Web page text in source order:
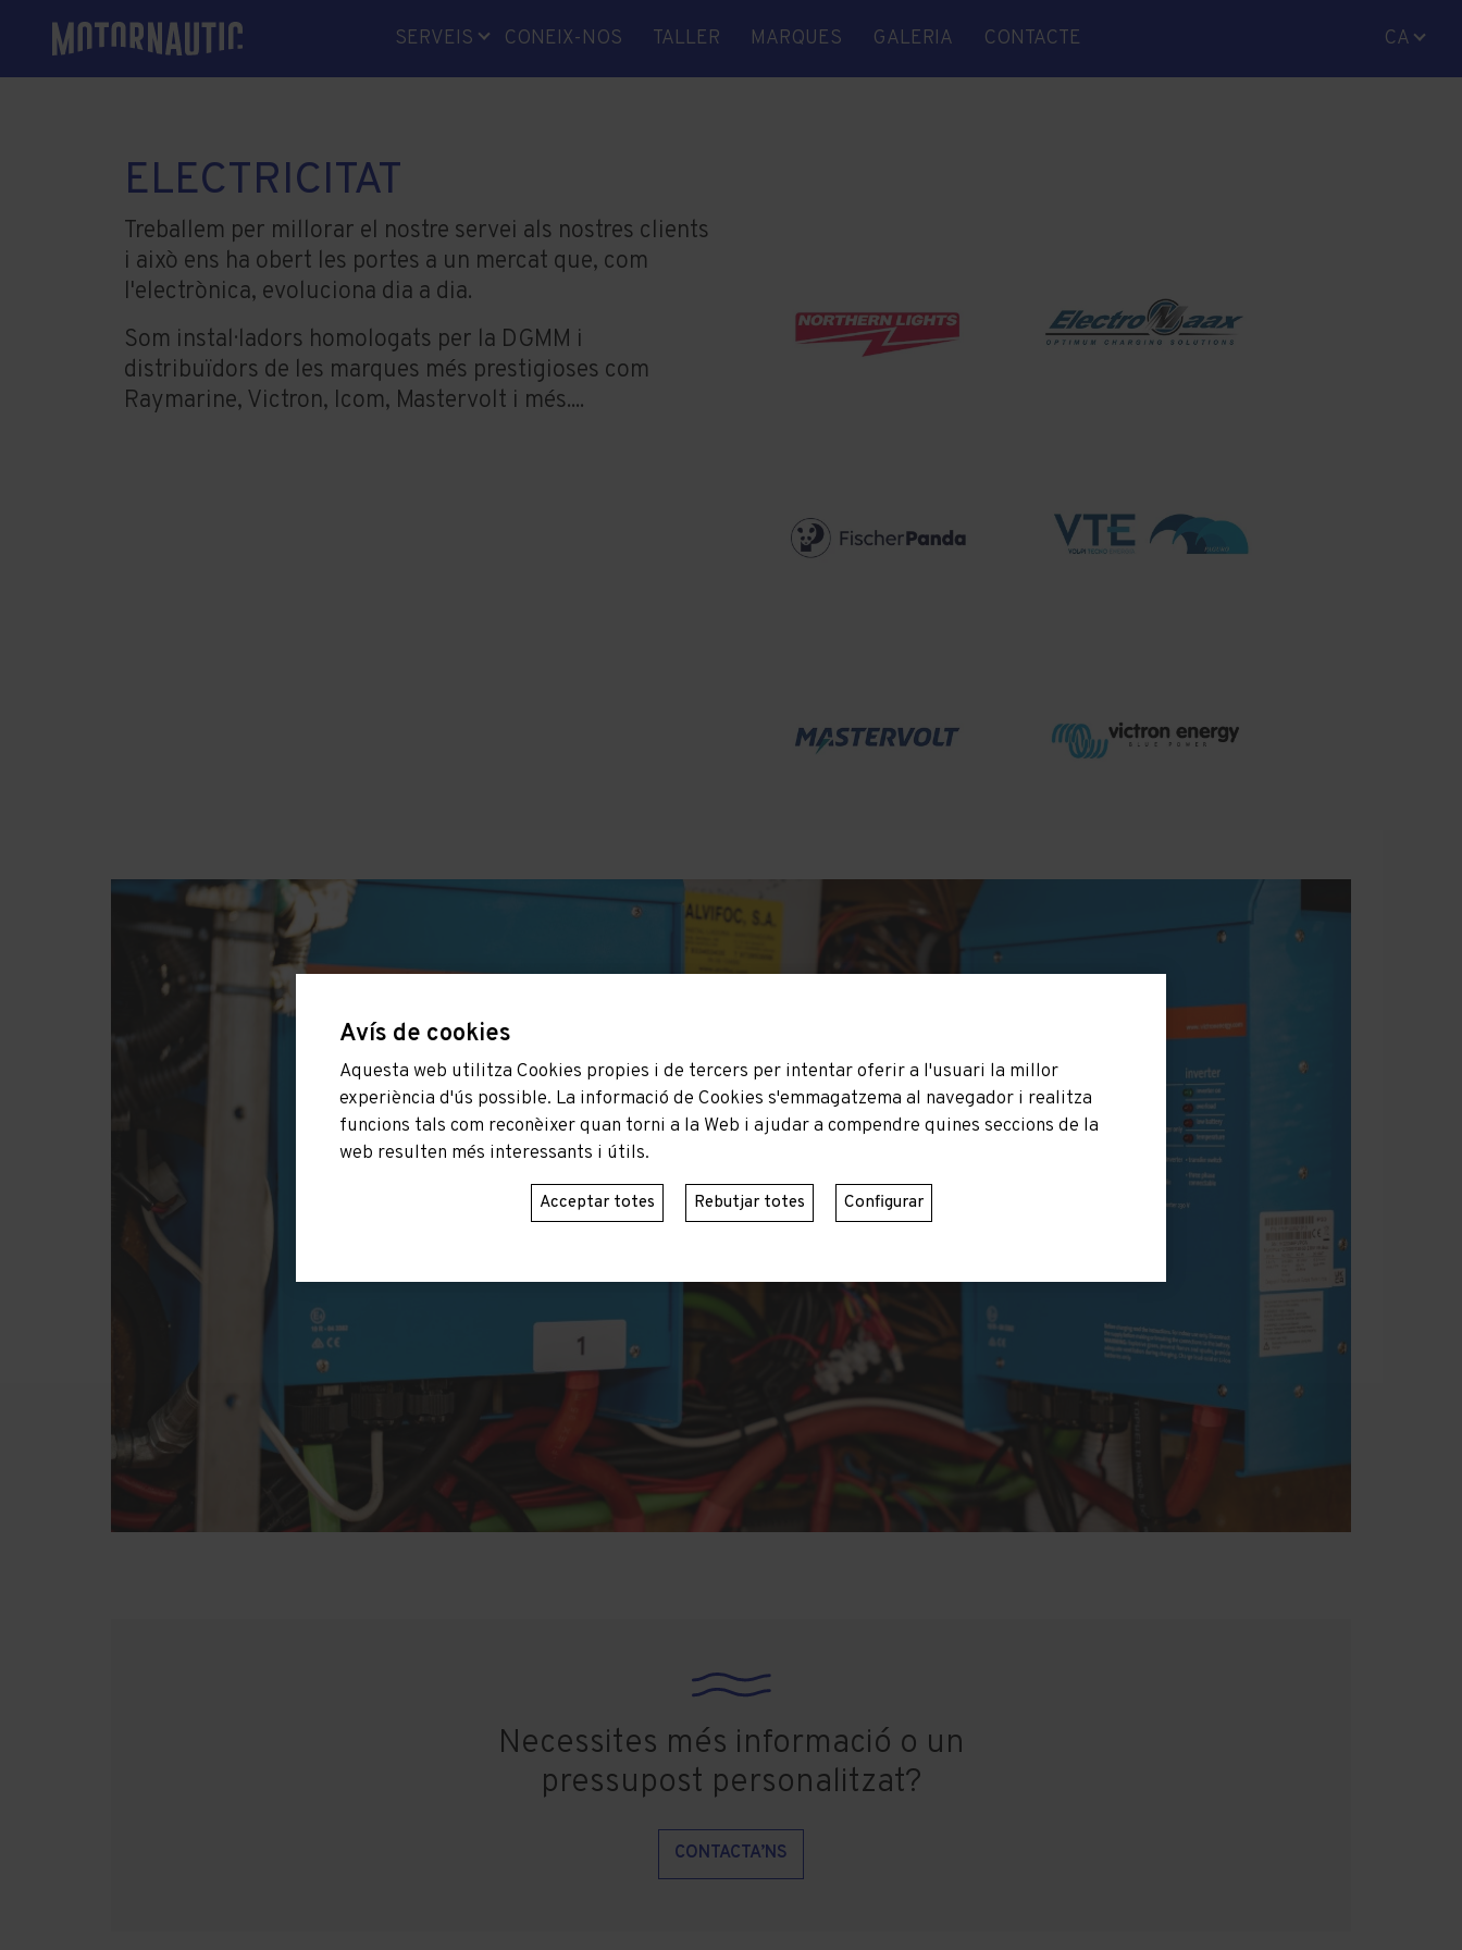
SERVEIS
MECÀNICA
RECANVIS
SOLDADURA
VARADOR
HIVERNATGE
GESTORIA
CONEIX-NOS TALLER MARQUES GALERIA CONTACTE
CA
ELECTRICITAT
Treballem per millorar el nostre servei als nostres clients
i això ens ha obert les portes a un mercat que, com
l'electrònica, evoluciona dia a dia.
Som instal·ladors homologats per la DGMM i
distribuïdors de les marques més prestigioses com
Raymarine, Victron, Icom, Mastervolt i més....
Necessites més informació o un
pressupost personalitzat?
CONTACTA’NS
Avís de cookies
Aquesta web utilitza Cookies propies i de tercers per intentar oferir a l'usuari la millor
experiència d'ús possible. La informació de Cookies s'emmagatzema al navegador i realitza
funcions tals com reconèixer quan torni a la Web i ajudar a compendre quines seccions de la
web resulten més interessants i útils.
Acceptar totes Rebutjar totes Configurar